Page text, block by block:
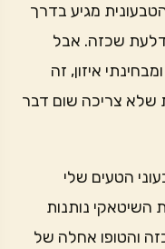
מגיע בדרך
דלעת שכזה. אבל
ומבחינתי איזון, זה
שלא צריכה שום דבר
הטעים שלי
השיטאקי נותנות
והטופו אחלה של